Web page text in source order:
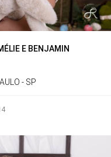
E BENJAMIN
- SP